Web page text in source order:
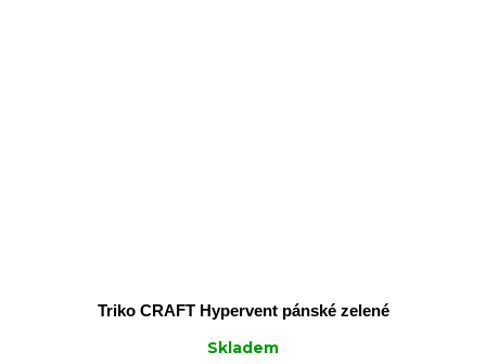
Triko CRAFT Hypervent pánské zelené
Skladem